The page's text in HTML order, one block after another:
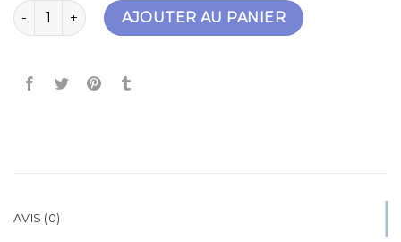
quantité de mini sac a dosAJOUTER AU PANIER
AVIS (0)